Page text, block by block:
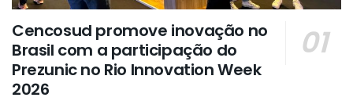
Cencosud promove inovação no
Brasil com a participação do
Prezunic no Rio Innovation Week
2026